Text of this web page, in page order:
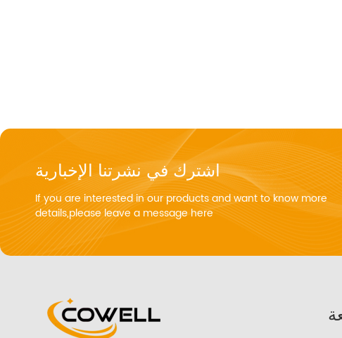
اشترك في نشرتنا الإخبارية
If you are interested in our products and want to know more
details,please leave a message here